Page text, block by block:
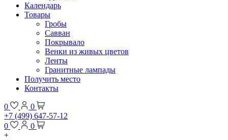
Календарь
Товары
Гробы
Савван
Покрывало
Венки из живых цветов
Ленты
Гранитные лампады
Получить место
Контакты
0
0
+7 (499) 647-57-12
0
0
+